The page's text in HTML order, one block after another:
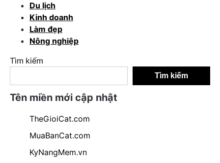
Du lịch
Kinh doanh
Làm đẹp
Nông nghiệp
Tìm kiếm
Tìm kiếm
Tên miền mới cập nhật
TheGioiCat.com
MuaBanCat.com
KyNangMem.vn